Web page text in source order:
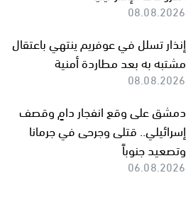
08.08.2026
إنذار تسلل في عوفريم ينتهي باعتقال
مشتبه به بعد مطاردة أمنية
08.08.2026
دمشق على وقع انفجار دامٍ وقصف
إسرائيلي.. قتلى وجرحى في جرمانا
وتصعيد جنوباً
06.08.2026